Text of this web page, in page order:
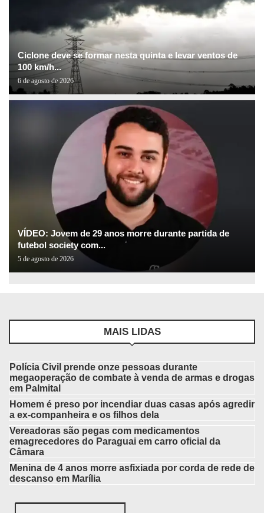
Ciclone deve se formar nesta quinta e levar ventos de
100 km/h...
6 de agosto de 2026
VÍDEO: Jovem de 29 anos morre durante partida de
futebol society com...
5 de agosto de 2026
MAIS LIDAS
Polícia Civil prende onze pessoas durante
megaoperação de combate à venda de armas e drogas
em Palmital
Homem é preso por incendiar duas casas após agredir
a ex-companheira e os filhos dela
Vereadoras são pegas com medicamentos
emagrecedores do Paraguai em carro oficial da
Câmara
Menina de 4 anos morre asfixiada por corda de rede de
descanso em Marília